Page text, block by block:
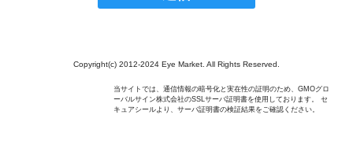
Copyright(c) 2012-2024 Eye Market. All Rights Reserved.
当サイトでは、通信情報の暗号化と実在性の証明のため、GMOグロ
ーバルサイン株式会社のSSLサーバ証明書を使用しております。 セ
キュアシールより、サーバ証明書の検証結果をご確認ください。